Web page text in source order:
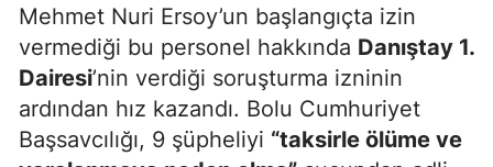
Mehmet Nuri Ersoy’un başlangıçta izin
vermediği bu personel hakkında Danıştay 1.
Dairesi’nin verdiği soruşturma izninin
ardından hız kazandı. Bolu Cumhuriyet
Başsavcılığı, 9 şüpheliyi “taksirle ölüme ve